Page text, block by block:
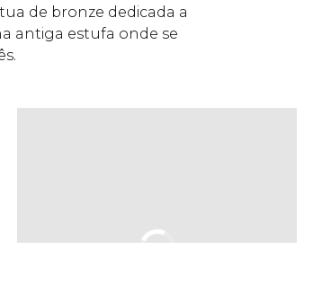
de bronze dedicada a
antiga estufa onde se